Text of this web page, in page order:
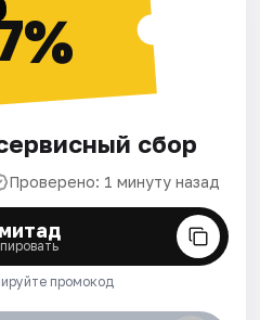
сбор
Проверено: 1 минуту назад
промокод